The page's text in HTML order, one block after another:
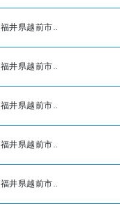
福井県越前市..
福井県越前市..
福井県越前市..
福井県越前市..
福井県越前市..